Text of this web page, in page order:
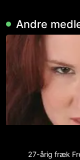
Andre
27-årig fræk